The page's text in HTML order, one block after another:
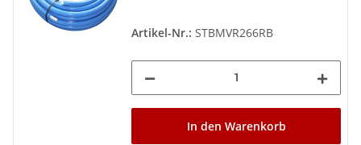
Artikel-Nr.: STBMVR266RB
In den Warenkorb